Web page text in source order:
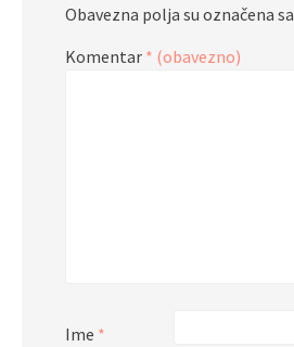
Obavezna polja su označena sa
Komentar * (obavezno)
Ime *